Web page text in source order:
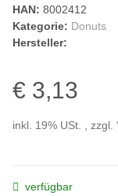
HAN: 8002412
Kategorie: Donuts
Hersteller:
€ 3,13
inkl. 19% USt. , zzgl.
verfügbar